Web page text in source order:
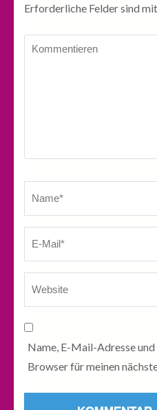
Erforderliche Felder sind mit
Kommentieren
Name, E-Mail-Adresse
Browser für meinen